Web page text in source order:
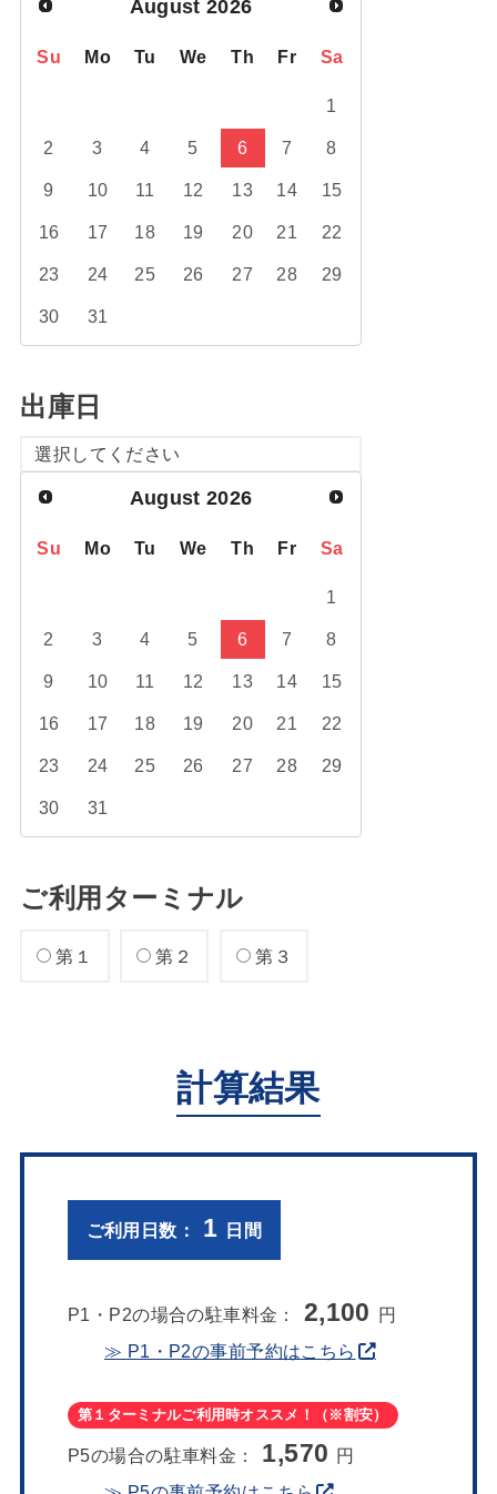
August 2026
Su Mo Tu We Th Fr Sa
1
2 3 4 5 6 7 8
9 10 11 12 13 14 15
16 17 18 19 20 21 22
23 24 25 26 27 28 29
30 31
出庫日
選択してください
August 2026
Su Mo Tu We Th Fr Sa
1
2 3 4 5 6 7 8
9 10 11 12 13 14 15
16 17 18 19 20 21 22
23 24 25 26 27 28 29
30 31
ご利用ターミナル
第１ 第２ 第３
計算結果
ご利用日数 ： 1 日間
P1・P2の場合の駐車料金： 2,100 円
≫ P1・P2の事前予約はこちら
第１ターミナルご利用時オススメ！（※割安）
P5の場合の駐車料金： 1,570 円